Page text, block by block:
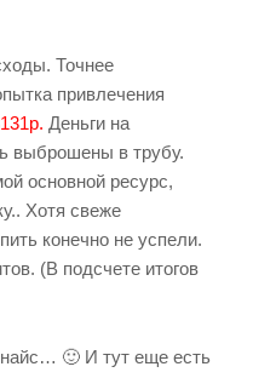
Точнее
привлечения
Деньги на
выброшены в трубу.
основной ресурс,
Хотя свеже
конечно не успели.
(В подсчете итогов
🙂 И тут еще есть